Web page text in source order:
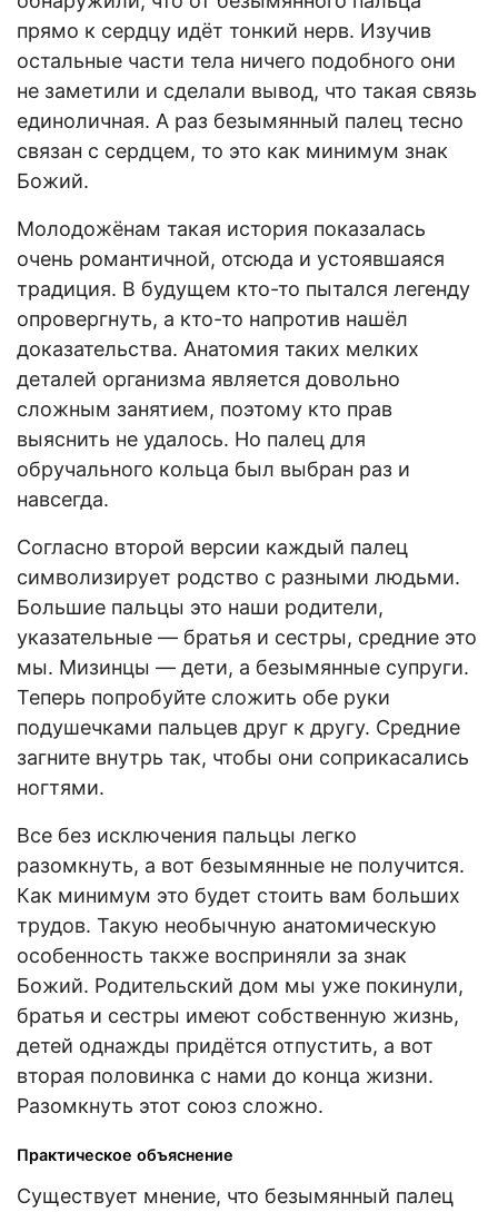
прямо к сердцу идёт тонкий нерв. Изучив
остальные части тела ничего подобного они
не заметили и сделали вывод, что такая связь
единоличная. А раз безымянный палец тесно
связан с сердцем, то это как минимум знак
Божий.
Молодожёнам такая история показалась
очень романтичной, отсюда и устоявшаяся
традиция. В будущем кто-то пытался легенду
опровергнуть, а кто-то напротив нашёл
доказательства. Анатомия таких мелких
деталей организма является довольно
сложным занятием, поэтому кто прав
выяснить не удалось. Но палец для
обручального кольца был выбран раз и
навсегда.
Согласно второй версии каждый палец
символизирует родство с разными людьми.
Большие пальцы это наши родители,
указательные — братья и сестры, средние это
мы. Мизинцы — дети, а безымянные супруги.
Теперь попробуйте сложить обе руки
подушечками пальцев друг к другу. Средние
загните внутрь так, чтобы они соприкасались
ногтями.
Все без исключения пальцы легко
разомкнуть, а вот безымянные не получится.
Как минимум это будет стоить вам больших
трудов. Такую необычную анатомическую
особенность также восприняли за знак
Божий. Родительский дом мы уже покинули,
братья и сестры имеют собственную жизнь,
детей однажды придётся отпустить, а вот
вторая половинка с нами до конца жизни.
Разомкнуть этот союз сложно.
Практическое объяснение
Существует мнение, что безымянный палец